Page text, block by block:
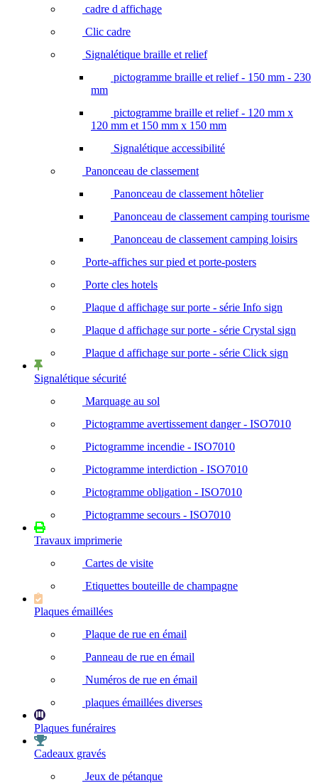
cadre d affichage
Clic cadre
Signalétique braille et relief
pictogramme braille et relief - 150 mm - 230
mm
pictogramme braille et relief - 120 mm x
120 mm et 150 mm x 150 mm
Signalétique accessibilité
Panonceau de classement
Panonceau de classement hôtelier
Panonceau de classement camping tourisme
Panonceau de classement camping loisirs
Porte-affiches sur pied et porte-posters
Porte cles hotels
Plaque d affichage sur porte - série Info sign
Plaque d affichage sur porte - série Crystal sign
Plaque d affichage sur porte - série Click sign
Signalétique sécurité
Marquage au sol
Pictogramme avertissement danger - ISO7010
Pictogramme incendie - ISO7010
Pictogramme interdiction - ISO7010
Pictogramme obligation - ISO7010
Pictogramme secours - ISO7010
Travaux imprimerie
Cartes de visite
Etiquettes bouteille de champagne
Plaques émaillées
Plaque de rue en émail
Panneau de rue en émail
Numéros de rue en émail
plaques émaillées diverses
Plaques funéraires
Cadeaux gravés
Jeux de pétanque